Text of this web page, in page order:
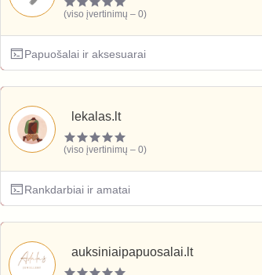
(viso įvertinimų – 0)
Papuošalai ir aksesuarai
lekalas.lt
(viso įvertinimų – 0)
Rankdarbiai ir amatai
auksiniaipapuosalai.lt